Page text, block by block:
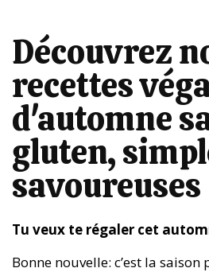
Découvrez
recettes
d'automne
gluten,
savoureuses
Tu veux te régaler cet
Bonne nouvelle: c’est la